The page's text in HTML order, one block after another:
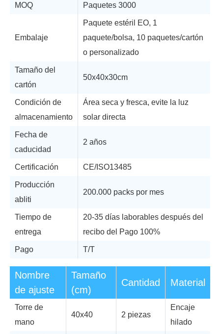
MOQ Paquetes 3000
Embalaje
Paquete estéril EO, 1
paquete/bolsa, 10 paquetes/cartón
o personalizado
Tamaño del
cartón
50x40x30cm
Condición de
almacenamiento
Área seca y fresca, evite la luz
solar directa
Fecha de
caducidad
2 años
Certificación CE/ISO13485
Producción
abliti
200.000 packs por mes
Tiempo de
entrega
20-35 días laborables después del
recibo del Pago 100%
Pago T/T
Nombre
de ajuste
Tamaño
(cm)
Cantidad Material
Torre de
mano
40x40 2 piezas
Encaje
hilado